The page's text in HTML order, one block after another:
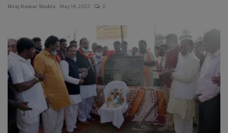
Niraj Kumar Shukla May 14, 2022 0